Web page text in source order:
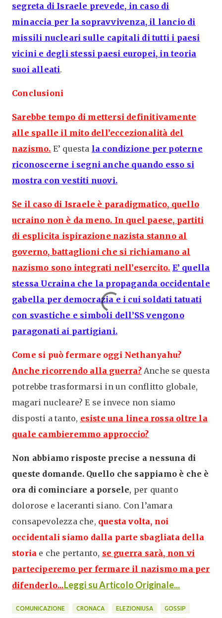
segreta di Israele prevede, in caso di
minaccia per la sopravvivenza, il lancio di
missili nucleari sulle capitali di tutti i paesi
vicini e degli stessi paesi europei, in teoria
suoi alleati.
Conclusioni
Sarebbe tempo di mettersi definitivamente
alle spalle il mito dell’eccezionalità del
nazismo. E’ questa la condizione per poterne
riconoscerne i segni anche quando esso si
mostra con vestiti nuovi.
Se il caso di Israele è paradigmatico, quello
ucraino non è da meno. In quel paese, partiti
di esplicita ispirazione nazista stanno al
governo, battaglioni che si richiamano al
nazismo sono integrati nell’esercito. E’ quella
stessa Ucraina che la propaganda occidentale
gabella per democrazia e i cui soldati tatuati
con svastiche e simboli dell’SS vengono
paragonati ai partigiani.
Come si può fermare oggi Nethanyahu?
Anche ricorrendo alla guerra? Anche se questa
potrebbe trasformarsi in un conflitto globale,
magari nucleare? E se invece non siamo
disposti a tanto, esiste una linea rossa oltre la
quale cambieremmo approccio?
Non abbiamo risposte precise a nessuna di
queste domande. Quello che sappiamo è che è
ora di cominciare a porsele, per quanto
dolorose e laceranti siano. Con l’amara
consapevolezza che, questa volta, noi
occidentali siamo dalla parte sbagliata della
storia e che pertanto, se guerra sarà, non vi
parteciperemo per fermare il nazismo ma per
difenderlo...Leggi su Articolo Originale...
COMUNICAZIONE CRONACA ELEZIONIUSA GOSSIP